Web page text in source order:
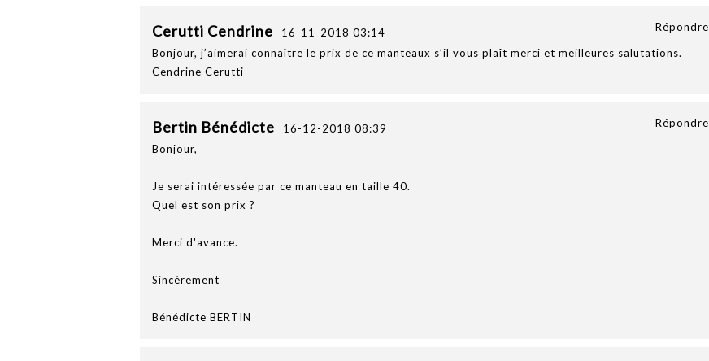
Cerutti Cendrine 16-11-2018 03:14
Répondre
Bonjour, j’aimerai connaître le prix de ce manteaux s’il vous plaît merci et meilleures salutations.
Cendrine Cerutti
Bertin Bénédicte 16-12-2018 08:39
Répondre
Bonjour,
Je serai intéressée par ce manteau en taille 40.
Quel est son prix ?
Merci d'avance.
Sincèrement
Bénédicte BERTIN